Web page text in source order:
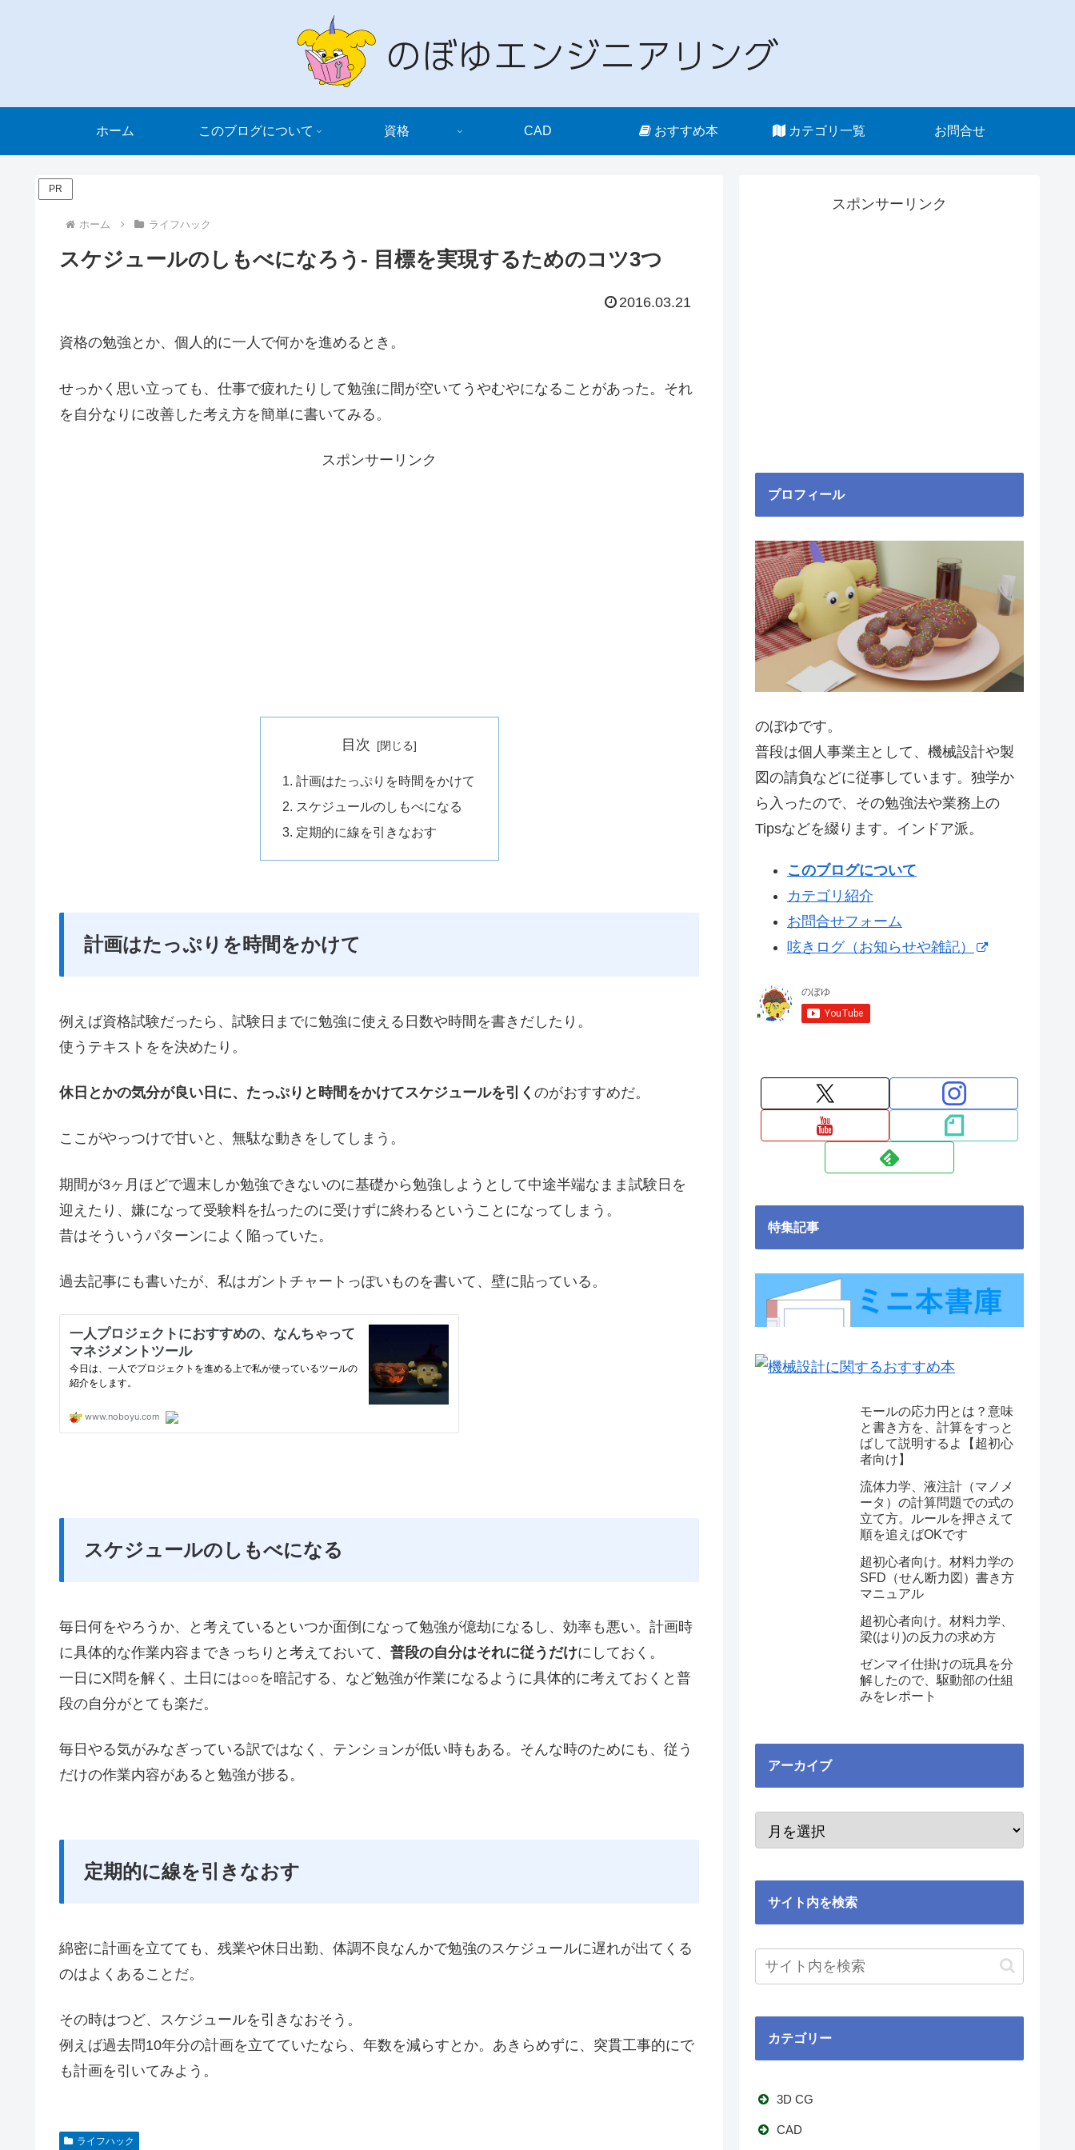
ホーム このブログについて 資格 CAD おすすめ本 カテゴリ一覧 お問合せ
PR
ホーム ライフハック
スケジュールのしもべになろう- 目標を実現するためのコツ3つ
2016.03.21
資格の勉強とか、個人的に一人で何かを進めるとき。
せっかく思い立っても、仕事で疲れたりして勉強に間が空いてうやむやになることがあった。それ
を自分なりに改善した考え方を簡単に書いてみる。
スポンサーリンク
目次
計画はたっぷりを時間をかけて
スケジュールのしもべになる
定期的に線を引きなおす
計画はたっぷりを時間をかけて
例えば資格試験だったら、試験日までに勉強に使える日数や時間を書きだしたり。
使うテキストをを決めたり。
休日とかの気分が良い日に、たっぷりと時間をかけてスケジュールを引く のがおすすめだ。
ここがやっつけで甘いと、無駄な動きをしてしまう。
期間が3ヶ月ほどで週末しか勉強できないのに基礎から勉強しようとして中途半端なまま試験日を
迎えたり、嫌になって受験料を払ったのに受けずに終わるということになってしまう。
昔はそういうパターンによく陥っていた。
過去記事にも書いたが、私はガントチャートっぽいものを書いて、壁に貼っている。
スケジュールのしもべになる
毎日何をやろうか、と考えているといつか面倒になって勉強が億劫になるし、効率も悪い。計画時
に具体的な作業内容まできっちりと考えておいて、 普段の自分はそれに従うだけにしておく。
一日にX問を解く、土日には○○を暗記する、など勉強が作業になるように具体的に考えておくと普
段の自分がとても楽だ。
毎日やる気がみなぎっている訳ではなく、テンションが低い時もある。そんな時のためにも、従う
だけの作業内容があると勉強が捗る。
定期的に線を引きなおす
綿密に計画を立てても、残業や休日出勤、体調不良なんかで勉強のスケジュールに遅れが出てくる
のはよくあることだ。
その時はつど、スケジュールを引きなおそう。
例えば過去問10年分の計画を立てていたなら、年数を減らすとか。あきらめずに、突貫工事的にで
も計画を引いてみよう。
ライフハック
スポンサーリンク
プロフィール
のぼゆです。
普段は個人事業主として、機械設計や製
図の請負などに従事しています。独学か
ら入ったので、その勉強法や業務上の
Tipsなどを綴ります。インドア派。
このブログについて
カテゴリ紹介
お問合せフォーム
呟きログ（お知らせや雑記）
特集記事
モールの応力円とは？意味
と書き方を、計算をすっと
ばして説明するよ【超初心
者向け】
流体力学、液注計（マノメ
ータ）の計算問題での式の
立て方。ルールを押さえて
順を追えばOKです
超初心者向け。材料力学の
SFD（せん断力図）書き方
マニュアル
超初心者向け。材料力学、
梁(はり)の反力の求め方
ゼンマイ仕掛けの玩具を分
解したので、駆動部の仕組
みをレポート
アーカイブ
サイト内を検索
カテゴリー
3D CG
CAD